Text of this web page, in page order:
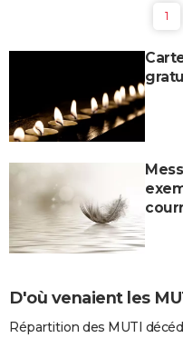
1
D'où venaient les
Répartition des MUTI